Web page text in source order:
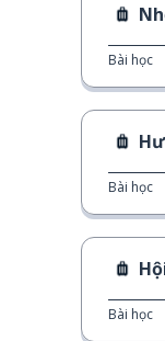
Bài học
Bài học
Bài học